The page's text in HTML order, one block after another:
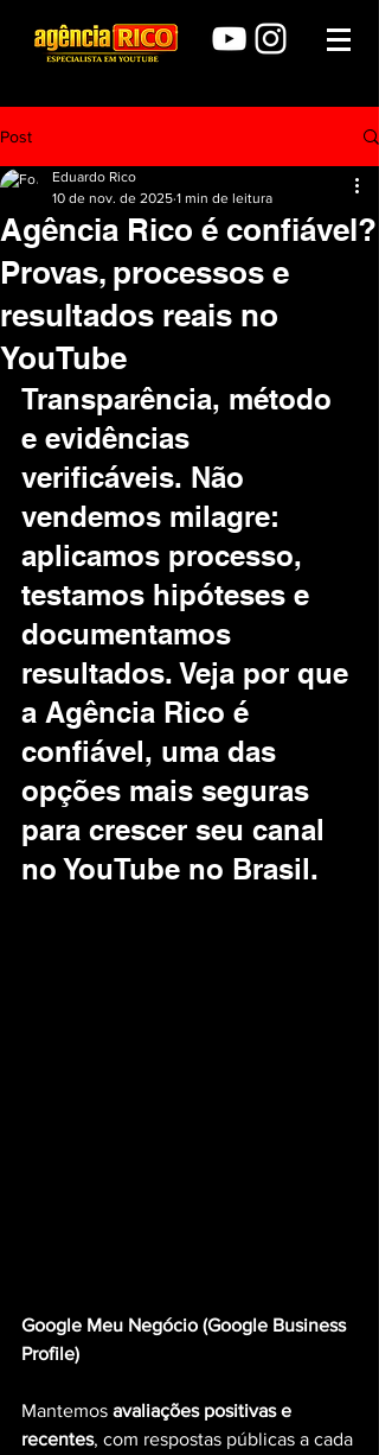
Post
Agência Rico é confiável?
Provas, processos e
resultados reais no
YouTube
Eduardo Rico
10 de nov. de 2025 1 min de leitura
Transparência, método
e evidências
verificáveis. Não
vendemos milagre:
aplicamos processo,
testamos hipóteses e
documentamos
resultados. Veja por que
a Agência Rico é
confiável, uma das
opções mais seguras
para crescer seu canal
no YouTube no Brasil.
Google Meu Negócio (Google Business
Profile)
Mantemos avaliações positivas e
recentes, com respostas públicas a cada